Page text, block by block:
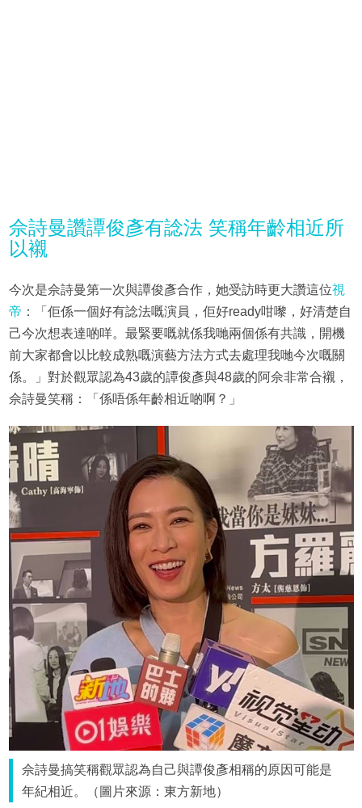
佘詩曼讚譚俊彥有諗法 笑稱年齡相近所
以襯
今次是佘詩曼第一次與譚俊彥合作，她受訪時更大讚這位視
帝 ：「佢係一個好有諗法嘅演員，佢好ready咁嚟，好清楚自
己今次想表達啲咩。最緊要嘅就係我哋兩個係有共識，開機
前大家都會以比較成熟嘅演藝方法方式去處理我哋今次嘅關
係。」對於觀眾認為43歲的譚俊彥與48歲的阿佘非常合襯，
佘詩曼笑稱：「係唔係年齡相近啲啊？」
佘詩曼搞笑稱觀眾認為自己與譚俊彥相稱的原因可能是
年紀相近。（圖片來源：東方新地）